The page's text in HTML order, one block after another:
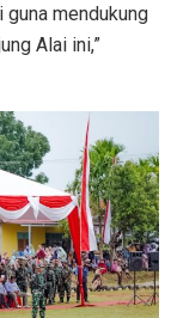
guna mendukung
Alai ini,”